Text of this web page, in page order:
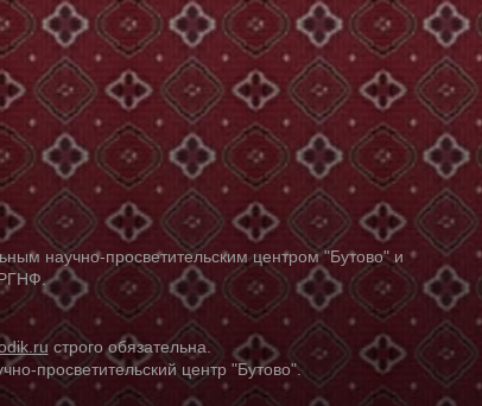
научно-просветительским центром "Бутово" и
РГНФ.
строго обязательна.
просветительский центр "Бутово".